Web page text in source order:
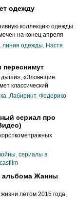
одежду
коллекцию одежды
на конец апреля
линия одежды Настя
дыши», «Зловещие
классический
, Лабиринт, Федерико
сериал про
сериалы в
альбома Жанны
летом 2015 года,